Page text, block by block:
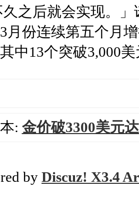
久之后就会实现。
月份连续第五个月
中13个突破3,000
: 金价破3300美元
by Discuz! X3.4